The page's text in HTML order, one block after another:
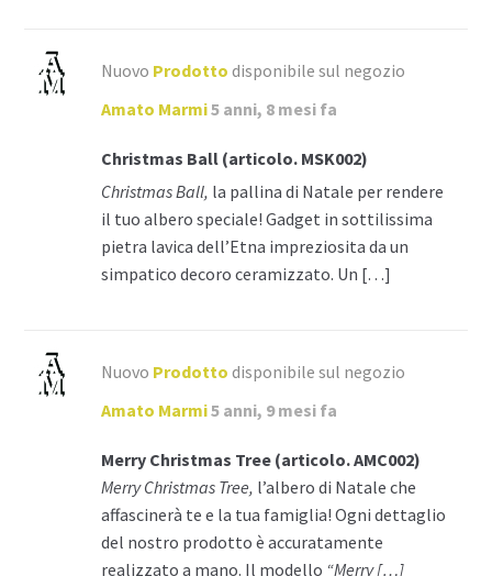
Nuovo Prodotto disponibile sul negozio
Amato Marmi5 anni, 8 mesi fa
Christmas Ball (articolo. MSK002)
Christmas Ball, la pallina di Natale per rendere
il tuo albero speciale! Gadget in sottilissima
pietra lavica dell’Etna impreziosita da un
simpatico decoro ceramizzato. Un […]
Nuovo Prodotto disponibile sul negozio
Amato Marmi5 anni, 9 mesi fa
Merry Christmas Tree (articolo. AMC002)
Merry Christmas Tree, l’albero di Natale che
affascinerà te e la tua famiglia! Ogni dettaglio
del nostro prodotto è accuratamente
realizzato a mano. Il modello “Merry […]